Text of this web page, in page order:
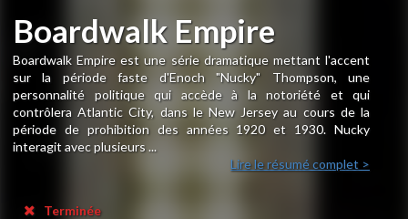
Boardwalk Empire
Boardwalk Empire est une série dramatique mettant l'accent
sur la période faste d'Enoch "Nucky" Thompson, une
personnalité politique qui accède à la notoriété et qui
contrôlera Atlantic City, dans le New Jersey au cours de la
période de prohibition des années 1920 et 1930. Nucky
interagit avec plusieurs ...
Lire le résumé complet >
Terminée